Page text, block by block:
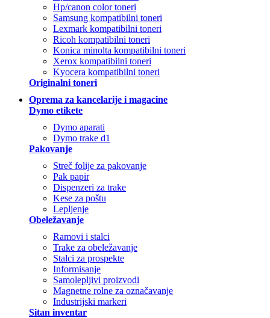
Hp/canon color toneri
Samsung kompatibilni toneri
Lexmark kompatibilni toneri
Ricoh kompatibilni toneri
Konica minolta kompatibilni toneri
Xerox kompatibilni toneri
Kyocera kompatibilni toneri
Originalni toneri
Oprema za kancelarije i magacine
Dymo etikete
Dymo aparati
Dymo trake d1
Pakovanje
Streč folije za pakovanje
Pak papir
Dispenzeri za trake
Kese za poštu
Lepljenje
Obeležavanje
Ramovi i stalci
Trake za obeležavanje
Stalci za prospekte
Informisanje
Samolepljivi proizvodi
Magnetne rolne za označavanje
Industrijski markeri
Sitan inventar